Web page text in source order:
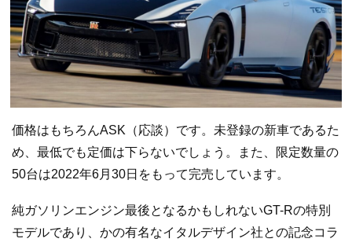
価格はもちろんASK（応談）です。未登録の新車であるた
め、最低でも定価は下らないでしょう。また、限定数量の
50台は2022年6月30日をもって完売しています。
純ガソリンエンジン最後となるかもしれないGT-Rの特別
モデルであり、かの有名なイタルデザイン社との記念コラ